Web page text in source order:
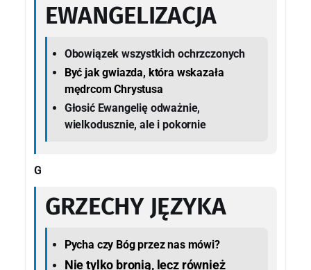
EWANGELIZACJA
Obowiązek wszystkich ochrzczonych
Być jak gwiazda, która wskazała
mędrcom Chrystusa
Głosić Ewangelię odważnie,
wielkodusznie, ale i pokornie
G
GRZECHY JĘZYKA
Pycha czy Bóg przez nas mówi?
Nie tylko bronią, lecz również